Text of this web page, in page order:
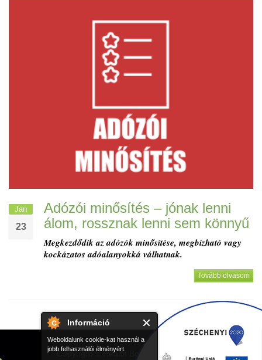
Információ
Weboldalunk cookie-kat használ a
jobb felhasználói élményért.
Jan
23
Adózói minősítés – jónak lenni
álom, rossznak lenni sem könnyű
Megkezdődik az adózók minősítése, megbízható vagy
kockázatos adóalanyokká válhatnak.
Tovább olvasom
Copyright ©Health Book Szolgáltató Kft.